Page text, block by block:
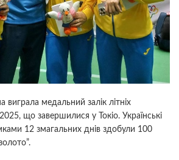
виграла медальний залік літніх
що завершилися у Токіо. Українські
12 змагальних днів здобули 100